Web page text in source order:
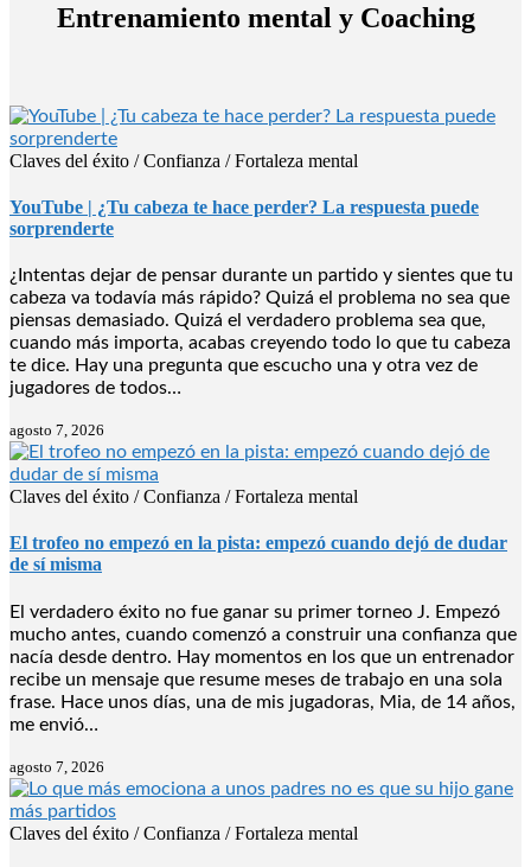
Entrenamiento mental y Coaching
Claves del éxito / Confianza / Fortaleza mental
YouTube | ¿Tu cabeza te hace perder? La respuesta puede
sorprenderte
¿Intentas dejar de pensar durante un partido y sientes que tu
cabeza va todavía más rápido? Quizá el problema no sea que
piensas demasiado. Quizá el verdadero problema sea que,
cuando más importa, acabas creyendo todo lo que tu cabeza
te dice. Hay una pregunta que escucho una y otra vez de
jugadores de todos…
agosto 7, 2026
Claves del éxito / Confianza / Fortaleza mental
El trofeo no empezó en la pista: empezó cuando dejó de dudar
de sí misma
El verdadero éxito no fue ganar su primer torneo J. Empezó
mucho antes, cuando comenzó a construir una confianza que
nacía desde dentro. Hay momentos en los que un entrenador
recibe un mensaje que resume meses de trabajo en una sola
frase. Hace unos días, una de mis jugadoras, Mia, de 14 años,
me envió…
agosto 7, 2026
Claves del éxito / Confianza / Fortaleza mental